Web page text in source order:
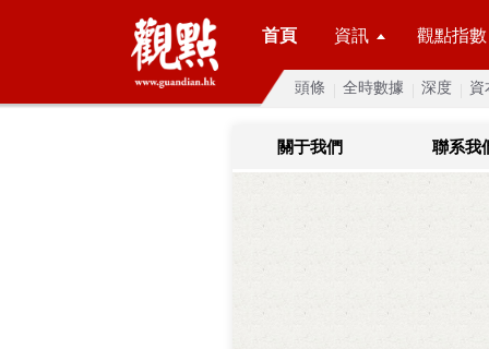
首頁 資訊 觀點指數
頭條 全時數據 深度 資
關于我們 聯系我